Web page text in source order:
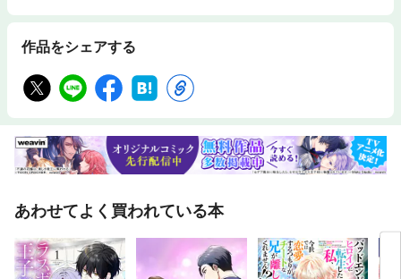
作品をシェアする
あわせてよく買われている本